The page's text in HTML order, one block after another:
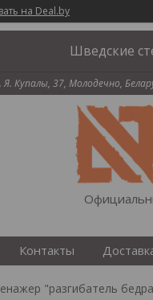
на Deal.by
Шведские
Я. Купалы, 37, Молодечно,
Контакты
"разгибатель